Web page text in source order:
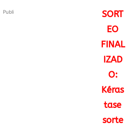
Publi
SORT
EO
FINAL
IZAD
O:
Kéras
tase
sorte